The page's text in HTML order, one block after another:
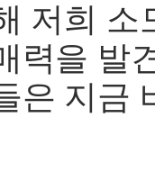
저희
력을 발
은 지금